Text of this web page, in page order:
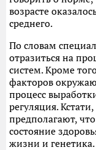
возрасте
среднего.
По словам
отразиться на
систем. Кроме
факторов
процесс
регуляция.
предполагают,
состояние
жизни и генетика.